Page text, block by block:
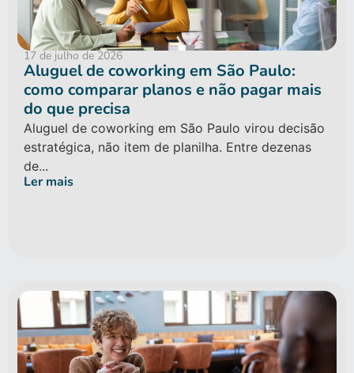
17 de julho de 2026
Aluguel de coworking em São Paulo:
como comparar planos e não pagar mais
do que precisa
Aluguel de coworking em São Paulo virou decisão
estratégica, não item de planilha. Entre dezenas
de...
Ler mais